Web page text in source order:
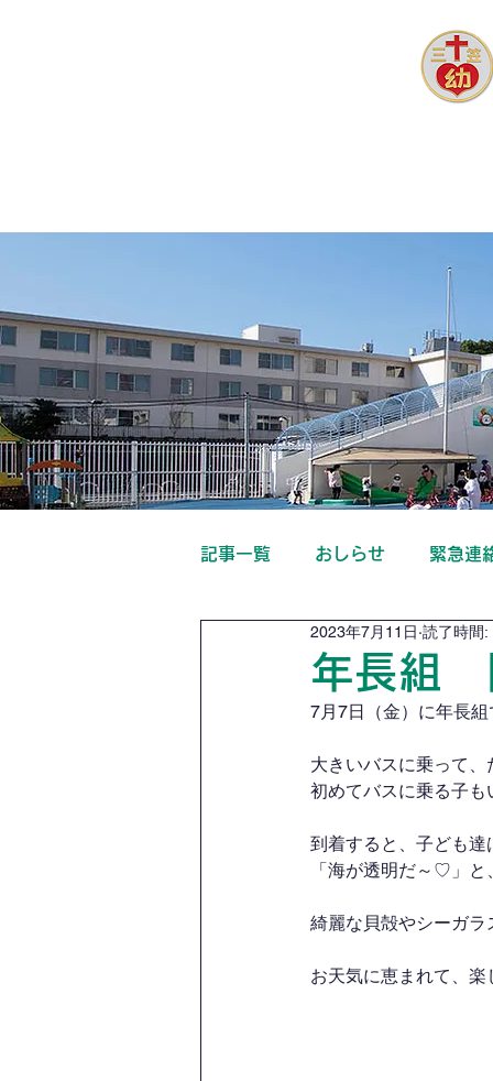
記事一覧 おしらせ 緊急連
年長組
2023年7月11日 読了時間:
7月7日（金）に年長
大きいバスに乗って
初めてバスに乗る子
到着すると、子ども
「海が透明だ～♡」
綺麗な貝殻やシーガ
お天気に恵まれて、